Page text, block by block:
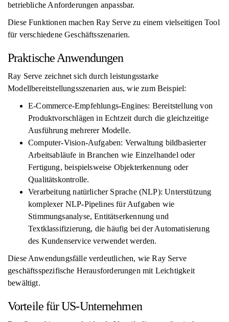
betriebliche Anforderungen anpassbar.
Diese Funktionen machen Ray Serve zu einem vielseitigen Tool
für verschiedene Geschäftsszenarien.
Praktische Anwendungen
Ray Serve zeichnet sich durch leistungsstarke
Modellbereitstellungsszenarien aus, wie zum Beispiel:
E-Commerce-Empfehlungs-Engines: Bereitstellung von
Produktvorschlägen in Echtzeit durch die gleichzeitige
Ausführung mehrerer Modelle.
Computer-Vision-Aufgaben: Verwaltung bildbasierter
Arbeitsabläufe in Branchen wie Einzelhandel oder
Fertigung, beispielsweise Objekterkennung oder
Qualitätskontrolle.
Verarbeitung natürlicher Sprache (NLP): Unterstützung
komplexer NLP-Pipelines für Aufgaben wie
Stimmungsanalyse, Entitätserkennung und
Textklassifizierung, die häufig bei der Automatisierung
des Kundenservice verwendet werden.
Diese Anwendungsfälle verdeutlichen, wie Ray Serve
geschäftsspezifische Herausforderungen mit Leichtigkeit
bewältigt.
Vorteile für US-Unternehmen